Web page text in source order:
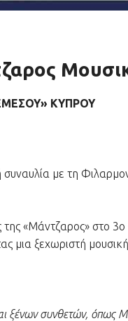
ΚΥΠΡΟΥ
συναυλία με τη
«Μάντζαρος» στο
μια ξεχωριστή
ξένων συνθετών,